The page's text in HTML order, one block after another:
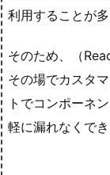
利用することが多
そのため、（
その場でカスタ
トでコンポーネ
軽に漏れなくで